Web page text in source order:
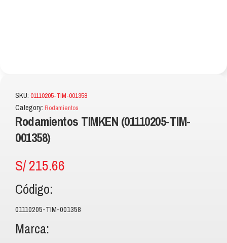
SKU: 01110205-TIM-001358
Category: Rodamientos
Rodamientos TIMKEN (01110205-TIM-
001358)
S/215.66
Código:
01110205-TIM-001358
Marca: